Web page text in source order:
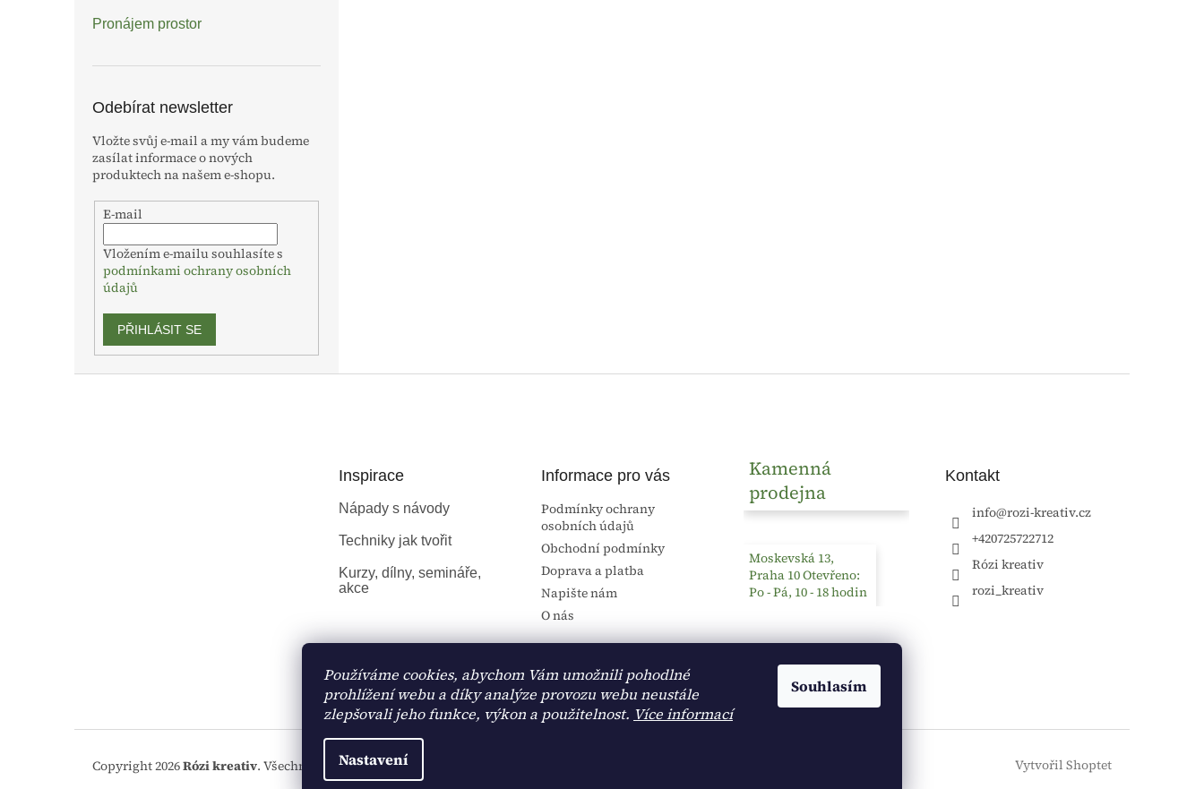
Používáme cookies, abychom Vám umožnili pohodlné
prohlížení webu a díky analýze provozu webu neustále
zlepšovali jeho funkce, výkon a použitelnost. Více informací
Nastavení
Souhlasím
Pronájem prostor
Odebírat newsletter
Vložte svůj e-mail a my vám budeme
zasílat informace o nových
produktech na našem e-shopu.
E-mail
Vložením e-mailu souhlasíte s
podmínkami ochrany osobních
údajů
PŘIHLÁSIT SE
Inspirace
Nápady s návody
Techniky jak tvořit
Kurzy, dílny, semináře,
akce
Informace pro vás
Podmínky ochrany
osobních údajů
Obchodní podmínky
Doprava a platba
Napište nám
O nás
Kamenná
prodejna
Moskevská 13,
Praha 10 Otevřeno:
Po - Pá, 10 - 18 hodin
Kontakt
info@rozi-kreativ.cz
+420725722712
Rózi kreativ
rozi_kreativ
Vytvořil Shoptet
Copyright 2026Rózi kreativ. Všechna práva vyhrazena.